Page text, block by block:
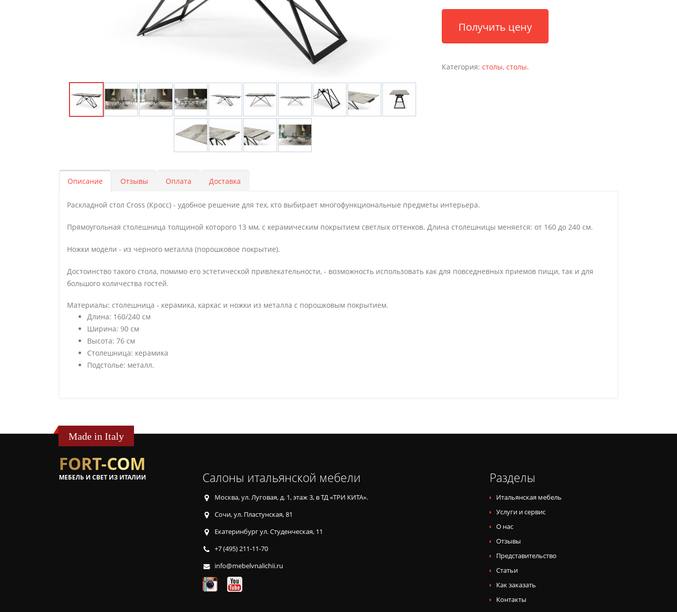
Получить цену
Категория: столы, столы.
Описание Отзывы Оплата Доставка
Раскладной стол Cross (Кросс) - удобное решение для тех, кто выбирает многофункциональные предметы интерьера.
Прямоугольная столешница толщиной которого 13 мм, с керамическим покрытием светлых оттенков. Длина столешницы меняется: от 160 до 240 см.
Ножки модели - из черного металла (порошковое покрытие).
Достоинство такого стола, помимо его эстетической привлекательности, - возможность использовать как для повседневных приемов пищи, так и для
большого количества гостей.
Материалы: столешница - керамика, каркас и ножки из металла с порошковым покрытием.
Длина: 160/240 см
Ширина: 90 см
Высота: 76 см
Столешница: керамика
Подстолье: металл.
Made in Italy
FORT-COM
МЕБЕЛЬ И СВЕТ ИЗ ИТАЛИИ Салоны итальянской мебели
Москва, ул. Луговая, д. 1, этаж 3, в ТД «ТРИ КИТА».
Сочи, ул. Пластунская, 81
Екатеринбург ул. Студенческая, 11
+7 (495) 211-11-70
info@mebelvnalichii.ru
Разделы
Итальянская мебель
Услуги и сервис
О нас
Отзывы
Представительство
Статьи
Как заказать
Контакты